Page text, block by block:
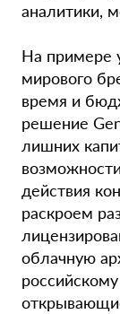
аналитики,
На примере
мирового
время и
решение
лишних
действия
раскроем
облачную